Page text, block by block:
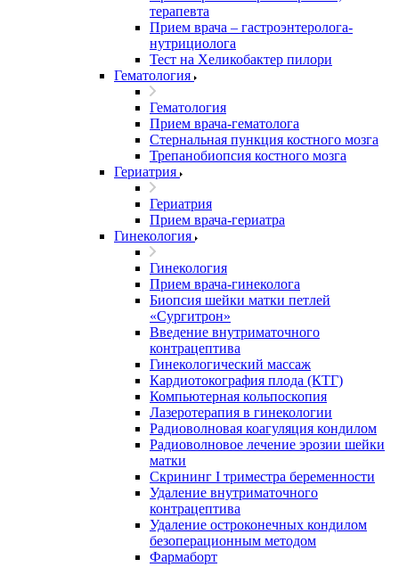
терапевта
Прием врача – гастроэнтеролога-
нутрициолога
Тест на Хеликобактер пилори
Гематология
Гематология
Прием врача-гематолога
Стернальная пункция костного мозга
Трепанобиопсия костного мозга
Гериатрия
Гериатрия
Прием врача-гериатра
Гинекология
Гинекология
Прием врача-гинеколога
Биопсия шейки матки петлей
«Сургитрон»
Введение внутриматочного
контрацептива
Гинекологический массаж
Кардиотокография плода (КТГ)
Компьютерная кольпоскопия
Лазеротерапия в гинекологии
Радиоволновая коагуляция кондилом
Радиоволновое лечение эрозии шейки
матки
Скрининг I триместра беременности
Удаление внутриматочного
контрацептива
Удаление остроконечных кондилом
безоперационным методом
Фармаборт